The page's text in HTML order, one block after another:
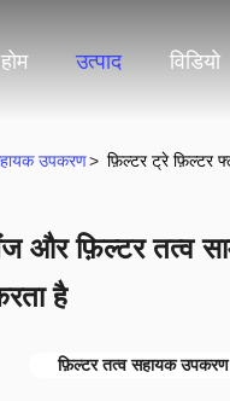
होम उत्पाद विडियो
उपकरण> फ़िल्टर ट्रे फ़िल्टर
और फ़िल्टर तत्व
है
फ़िल्टर तत्व सहायक